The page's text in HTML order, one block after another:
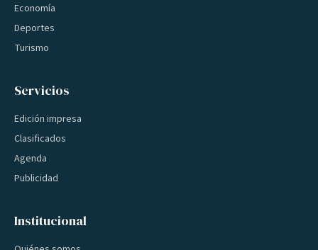
Economía
Deportes
Turismo
Servicios
Edición impresa
Clasificados
Agenda
Publicidad
Institucional